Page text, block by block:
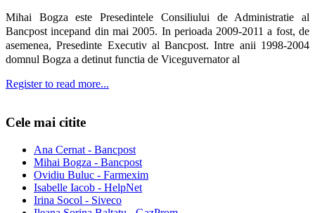
Mihai Bogza este Presedintele Consiliului de Administratie al
Bancpost incepand din mai 2005. In perioada 2009-2011 a fost, de
asemenea, Presedinte Executiv al Bancpost. Intre anii 1998-2004
domnul Bogza a detinut functia de Viceguvernator al
Register to read more...
Cele mai citite
Ana Cernat - Bancpost
Mihai Bogza - Bancpost
Ovidiu Buluc - Farmexim
Isabelle Iacob - HelpNet
Irina Socol - Siveco